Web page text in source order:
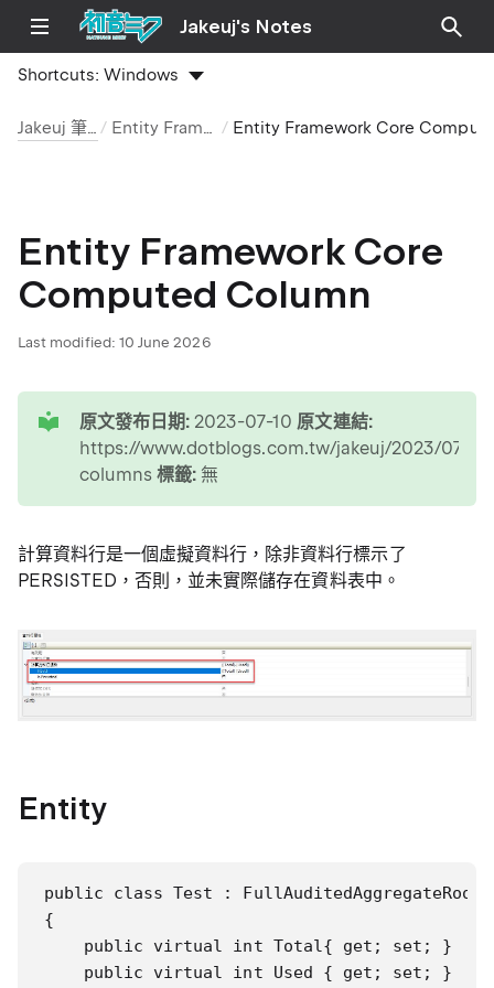
Jakeuj's Notes
Shortcuts:Windows
Jakeuj 筆記本 Entity Framework
Entity Framework Core
Computed Column
Last modified: 10 June 2026
原文發布日期: 2023-07-10 原文連結:
https://www.dotblogs.com.tw/jakeuj/2023/07/
columns標籤: 無
計算資料行是一個虛擬資料行，除非資料行標示了
PERSISTED，否則，並未實際儲存在資料表中。
Entity
public class Test :
{
    public virtual int Total{ get; set; }
    public virtual int Used { get; set; }